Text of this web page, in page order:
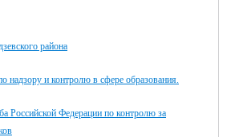
района
надзору и контролю в сфере образования.
Российской Федерации по контролю за